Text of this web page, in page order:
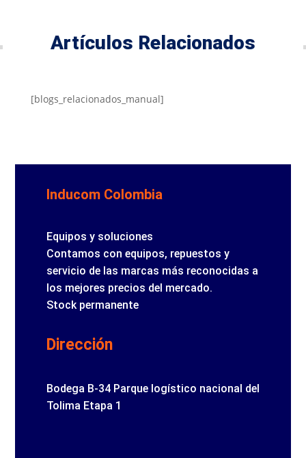
Artículos Relacionados
[blogs_relacionados_manual]
Inducom Colombia
Equipos y soluciones
Contamos con equipos, repuestos y
servicio de las marcas más reconocidas a
los mejores precios del mercado.
Stock permanente
Dirección
Bodega B-34 Parque logístico nacional del
Tolima Etapa 1